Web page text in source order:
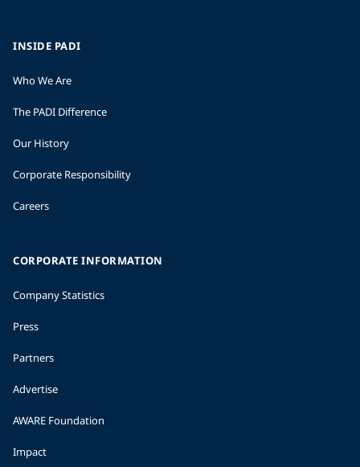
INSIDE PADI
Who We Are
The PADI Difference
Our History
Corporate Responsibility
Careers
CORPORATE INFORMATION
Company Statistics
Press
Partners
Advertise
AWARE Foundation
Impact